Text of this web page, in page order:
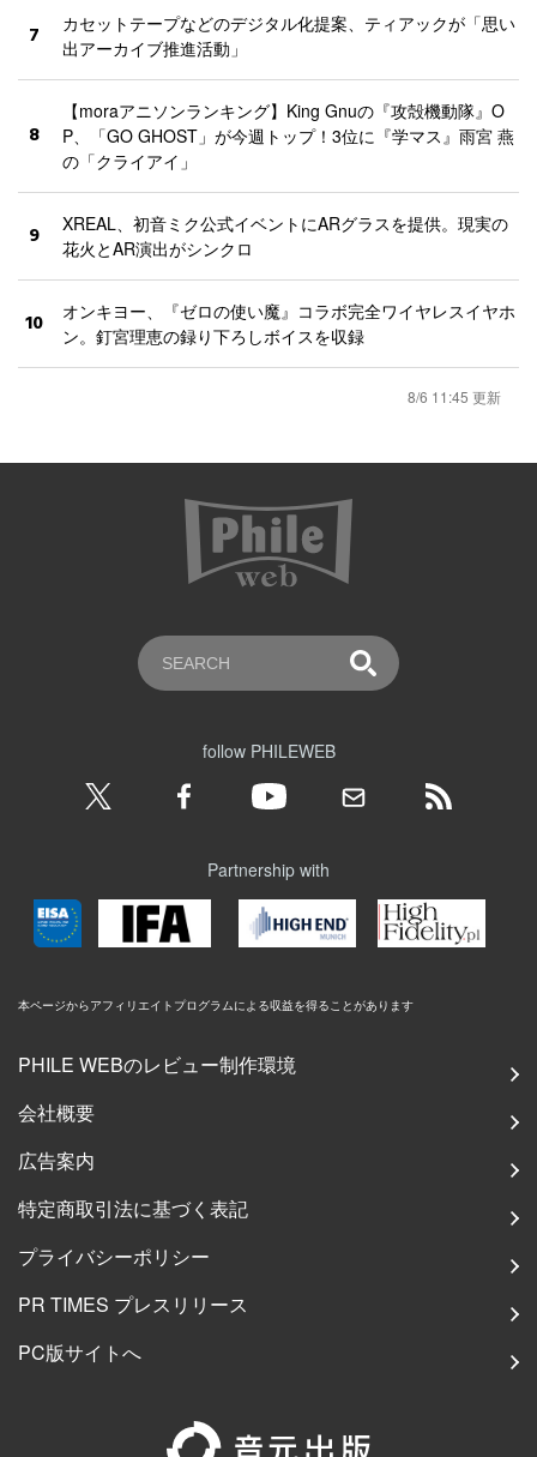
7
カセットテープなどのデジタル化提案、ティアックが「思い
出アーカイブ推進活動」
8
【moraアニソンランキング】King Gnuの『攻殻機動隊』O
P、「GO GHOST」が今週トップ！3位に『学マス』雨宮 燕
の「クライアイ」
9
XREAL、初音ミク公式イベントにARグラスを提供。現実の
花火とAR演出がシンクロ
10
オンキヨー、『ゼロの使い魔』コラボ完全ワイヤレスイヤホ
ン。釘宮理恵の録り下ろしボイスを収録
8/6 11:45 更新
follow PHILEWEB
Partnership with
本ページからアフィリエイトプログラムによる収益を得ることがあります
PHILE WEBのレビュー制作環境
会社概要
広告案内
特定商取引法に基づく表記
プライバシーポリシー
PR TIMES プレスリリース
PC版サイトへ